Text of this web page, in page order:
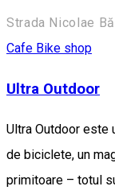
Strada Nicolae
Cafe Bike shop
Ultra Outdoor
Ultra Outdoor este
de biciclete, un
primitoare – totul